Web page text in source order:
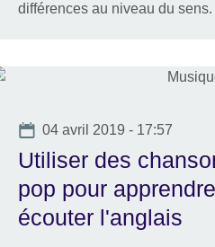
différences au niveau du sens.
Date
04 avril 2019 - 17:57
Utiliser des
pop pour
écouter l'anglais